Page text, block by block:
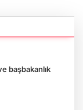
başbakanlık